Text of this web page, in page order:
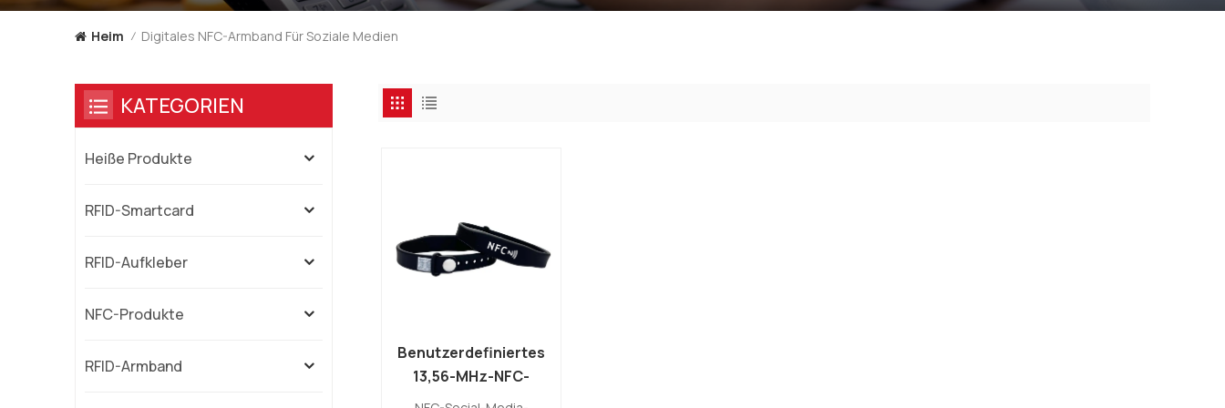
Heim / Digitales NFC-Armband Für Soziale Medien
Benutzerdefiniertes
13,56-MHz-NFC-
Social-Media-
KATEGORIEN
Heiße Produkte
RFID-Smartcard
RFID-Aufkleber
NFC-Produkte
RFID-Armband